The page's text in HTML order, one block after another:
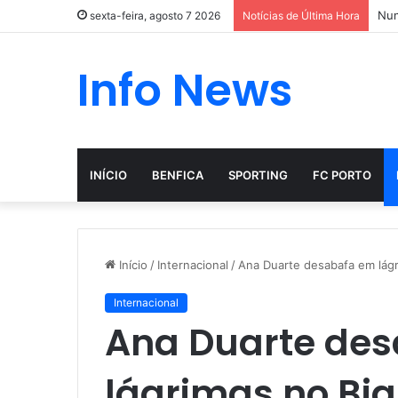
sexta-feira, agosto 7 2026 Notícias de Última Hora
Info News
INÍCIO BENFICA SPORTING FC PORTO
Início / Internacional / Ana Duarte desabafa em
Internacional
Ana Duarte